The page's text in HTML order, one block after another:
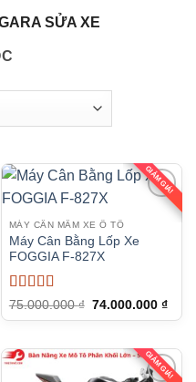
SỬA XE
₫.
GIẢM GIÁ!
MÁY CÂN MÂM XE Ô TÔ
Máy Cân Bằng Lốp Xe
FOGGIA F-827X
Được xếp
hạng55 sao
75.000.000₫ Giá
74.000.000 ₫Giá
hiện
GIẢM GIÁ!